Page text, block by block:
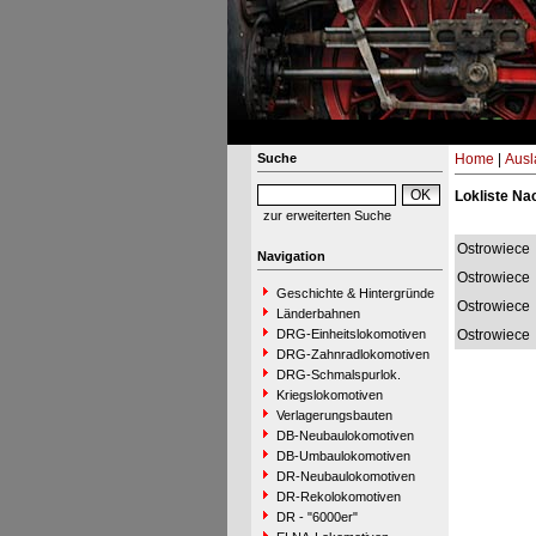
Suche
zur erweiterten Suche
Navigation
Geschichte & Hintergründe
Länderbahnen
DRG-Einheitslokomotiven
DRG-Zahnradlokomotiven
DRG-Schmalspurlok.
Kriegslokomotiven
Verlagerungsbauten
DB-Neubaulokomotiven
DB-Umbaulokomotiven
DR-Neubaulokomotiven
DR-Rekolokomotiven
DR - "6000er"
Home
Lokliste
Ostrowiece
Ostrowiece
Ostrowiece
Ostrowiece